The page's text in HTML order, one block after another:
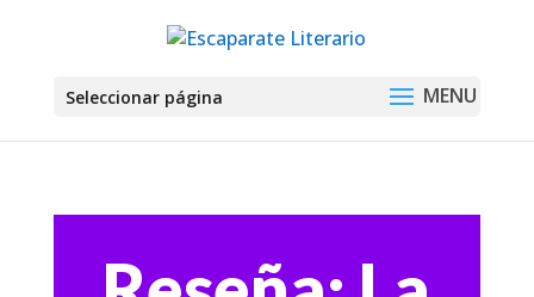
Seleccionar página